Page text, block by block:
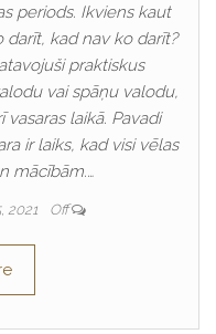
periods. Ikviens kaut
darīt, kad nav ko darīt?
praktiskus
vai spāņu valodu,
laikā. Pavadi
ir laiks, kad visi vēlas
mācībām.…
2021 Off